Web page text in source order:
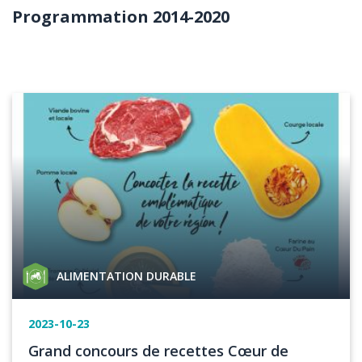
Body
Programmation 2014-2020
Catégorie
de
ALIMENTATION DURABLE
Date
de
2023-10-23
Titre
Grand concours de recettes Cœur de